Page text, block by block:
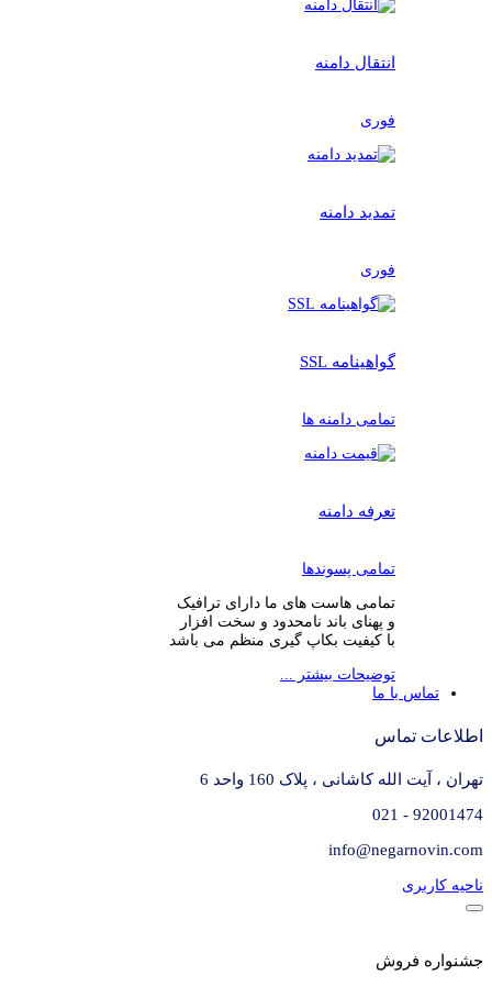
انتقال دامنه
فوری
تمدید دامنه
فوری
گواهینامه SSL
تمامی دامنه ها
تعرفه دامنه
تمامی پسوندها
تمامی هاست های ما دارای ترافیک
و پهنای باند نامحدود و سخت افزار
با کیفیت بکاپ گیری منظم می باشد
توضیحات بیشتر ...
تماس با ما
اطلاعات تماس
تهران ، آیت الله کاشانی ، پلاک 160 واحد 6
92001474 - 021
info@negarnovin.com
ناحیه کاربری
جشنواره فروش